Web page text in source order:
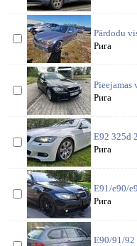
Pārdodu
Рига
Pieejamas
Рига
E92 325d
Рига
E91/e90/
Рига
E90/91/92